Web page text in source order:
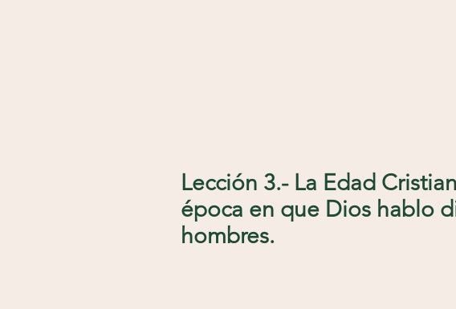
Lección 3.- La Edad
época en que Dios hablo
hombres.